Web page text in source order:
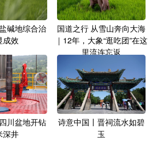
碱地综合治
成效
国道之行 从雪山奔向大海
｜12年，大象“逛吃团”在这
里流连忘返
川盆地开钻
深井
诗意中国丨晋祠流水如碧
玉